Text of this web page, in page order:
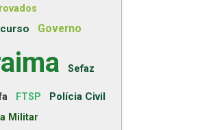
Governo
Sefaz
FTSP
Polícia Civil
Militar